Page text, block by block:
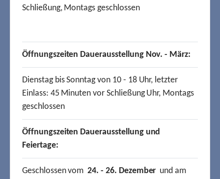
Schließung, Montags geschlossen
Öffnungszeiten Dauerausstellung Nov. - März:
Dienstag bis Sonntag von 10 - 18 Uhr, letzter
Einlass: 45 Minuten vor Schließung Uhr, Montags
geschlossen
Öffnungszeiten Dauerausstellung und
Feiertage:
Geschlossen vom24. - 26. Dezember und am